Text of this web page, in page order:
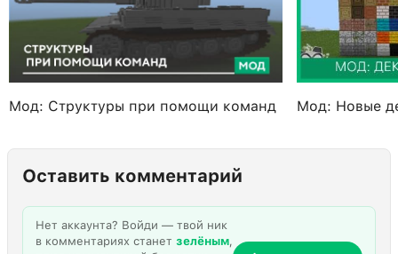
Мод: Структуры при помощи команд Мод: Новые
Оставить комментарий
Нет аккаунта? Войди — твой ник
в комментариях станет зелёным,